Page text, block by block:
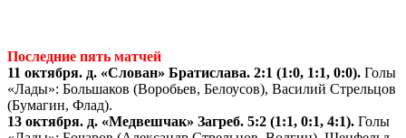
Последние пять матчей
11 октября. д. «Слован» Братислава. 2:1 (1:0, 1:1, 0:0). Голы
«Лады»: Большаков (Воробьев, Белоусов), Василий Стрельцов
(Бумагин, Флад).
13 октября. д. «Медвешчак» Загреб. 5:2 (1:1, 0:1, 4:1). Голы